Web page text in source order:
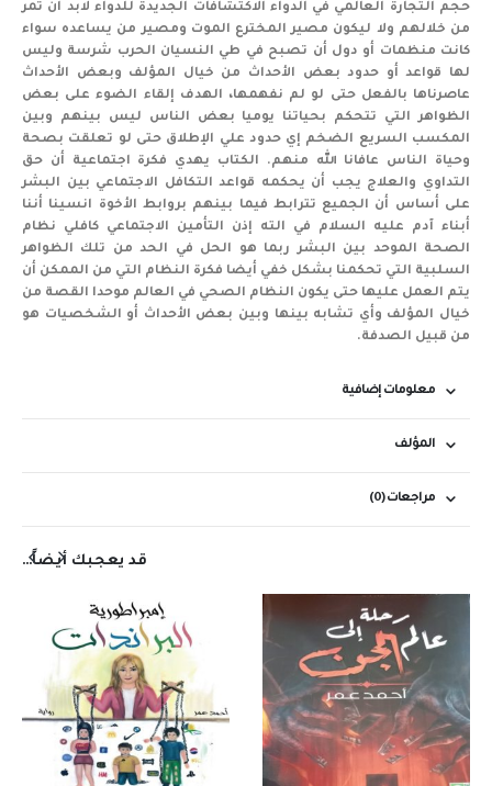
حجم التجارة العالمي في الدواء الاكتشافات الجديدة للدواء لابد أن تمر
من خلالهم ولا ليكون مصير المخترع الموت ومصير من يساعده سواء
كانت منظمات أو دول أن تصبح في طي النسيان الحرب شرسة وليس
لها قواعد أو حدود بعض الأحداث من خيال المؤلف وبعض الأحداث
عاصرناها بالفعل حتى لو لم نفهمها، الهدف إلقاء الضوء على بعض
الظواهر التي تتحكم بحياتنا يوميا بعض الناس ليس بينهم وبين
المكسب السريع الضخم إي حدود علي الإطلاق حتى لو تعلقت بصحة
وحياة الناس عافانا الله منهم. الكتاب يهدي فكرة اجتماعية أن حق
التداوي والعلاج يجب أن يحكمه قواعد التكافل الاجتماعي بين البشر
على أساس أن الجميع تترابط فيما بينهم بروابط الأخوة انسينا أننا
أبناء آدم عليه السلام في الته إذن التأمين الاجتماعي كافلي نظام
الصحة الموحد بين البشر ربما هو الحل في الحد من تلك الظواهر
السلبية التي تحكمنا بشكل خفي أيضا فكرة النظام التي من الممكن أن
يتم العمل عليها حتى يكون النظام الصحي في العالم موحدا القصة من
خيال المؤلف وأي تشابه بينها وبين بعض الأحداث أو الشخصيات هو
من قبيل الصدفة.
معلومات إضافية
المؤلف
مراجعات (0)
قد يعجبك أيضاً…